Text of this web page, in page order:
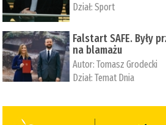
Dział:Sport
Falstart SAFE. Były
na blamażu
Autor:Tomasz Grodecki
Dział:Temat Dnia